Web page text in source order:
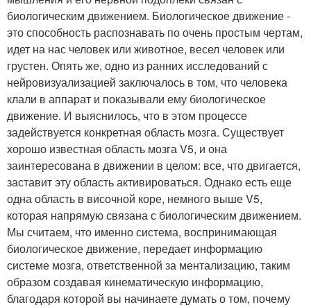
биологическим движением. Биологическое движение -
это способность распознавать по очень простым чертам,
идет на нас человек или животное, весел человек или
грустен. Опять же, одно из ранних исследований с
нейровизуализацией заключалось в том, что человека
клали в аппарат и показывали ему биологическое
движение. И выяснилось, что в этом процессе
задействуется конкретная область мозга. Существует
хорошо известная область мозга V5, и она
заинтересована в движении в целом: все, что двигается,
заставит эту область активироваться. Однако есть еще
одна область в височной коре, немного выше V5,
которая напрямую связана с биологическим движением.
Мы считаем, что именно система, воспринимающая
биологическое движение, передает информацию
системе мозга, ответственной за ментализацию, таким
образом создавая кинематическую информацию,
благодаря которой вы начинаете думать о том, почему